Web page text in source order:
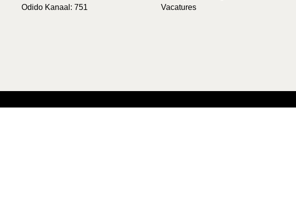
Odido Kanaal: 751
Vacatures